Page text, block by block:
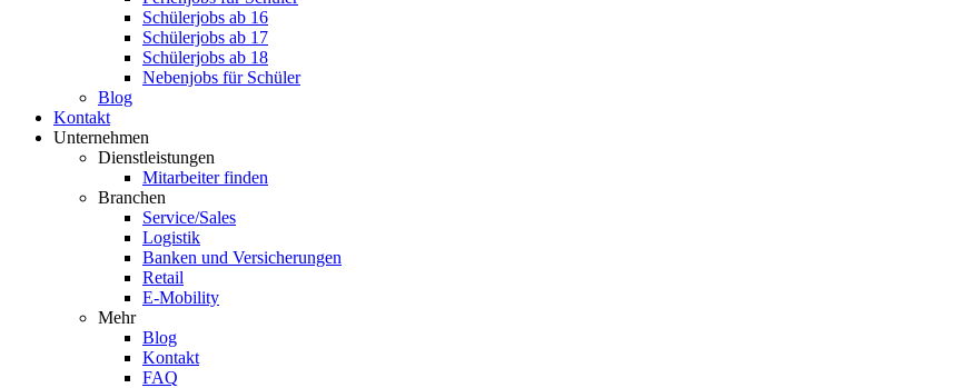
Schülerjobs ab 16
Schülerjobs ab 17
Schülerjobs ab 18
Nebenjobs für Schüler
Blog
Kontakt
Unternehmen
Dienstleistungen
Mitarbeiter finden
Branchen
Service/Sales
Logistik
Banken und Versicherungen
Retail
E-Mobility
Mehr
Blog
Kontakt
FAQ